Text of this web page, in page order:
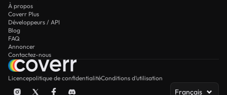
À propos
Coverr Plus
Développeurs / API
Blog
FAQ
Annoncer
Contactez-nous
Licencepolitique de confidentialitéConditions d’utilisation
Français